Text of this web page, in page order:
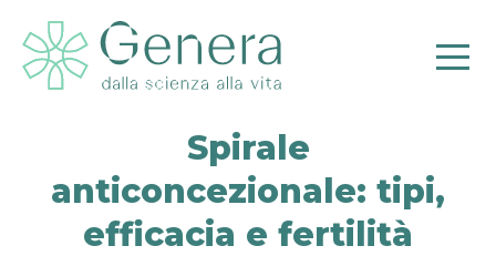
Spirale
anticoncezionale: tipi,
efficacia e fertilità